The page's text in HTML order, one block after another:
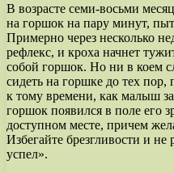
В возрасте семи-восьми
на горшок на пару минут,
Примерно через несколько
рефлекс, и кроха начнет
собой горшок. Но ни в коем
сидеть на горшке до тех пор,
к тому времени, как малыш
горшок появился в поле его
доступном месте, причем
Избегайте брезгливости и не
успел».